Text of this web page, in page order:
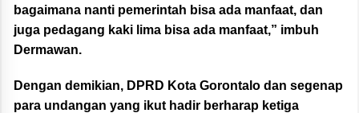
bagaimana nanti pemerintah bisa ada manfaat, dan
juga pedagang kaki lima bisa ada manfaat,” imbuh
Dermawan.
Dengan demikian, DPRD Kota Gorontalo dan segenap
para undangan yang ikut hadir berharap ketiga